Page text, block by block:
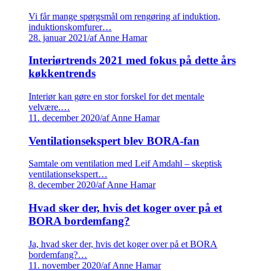
Vi får mange spørgsmål om rengøring af induktion,
induktionskomfurer…
28. januar 2021/af Anne Hamar
Interiørtrends 2021 med fokus på dette års
køkkentrends
Interiør kan gøre en stor forskel for det mentale
velvære.…
11. december 2020/af Anne Hamar
Ventilationsekspert blev BORA-fan
Samtale om ventilation med Leif Amdahl – skeptisk
ventilationsekspert…
8. december 2020/af Anne Hamar
Hvad sker der, hvis det koger over på et
BORA bordemfang?
Ja, hvad sker der, hvis det koger over på et BORA
bordemfang?…
11. november 2020/af Anne Hamar